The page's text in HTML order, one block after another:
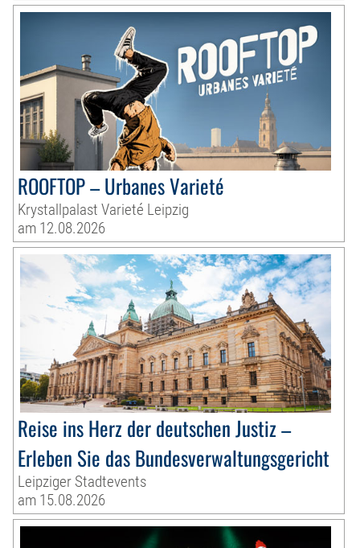
ROOFTOP – Urbanes Varieté
Krystallpalast Varieté Leipzig
am 12.08.2026
Reise ins Herz der deutschen Justiz –
Erleben Sie das Bundesverwaltungsgericht
Leipziger Stadtevents
am 15.08.2026